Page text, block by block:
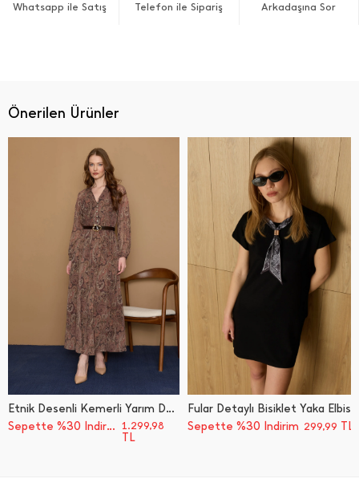
Whatsapp ile Satış Telefon ile Sipariş Arkadaşına Sor
Önerilen Ürünler
Etnik Desenli Kemerli Yarım Düğmeli Elbise
Sepette %30 İndirim 1.299,98
TL
Fular Detaylı Bisiklet Yaka Elbise
Sepette %30 İndirim 299,99 TL